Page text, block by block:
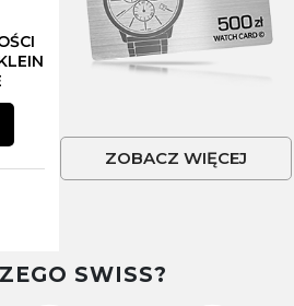
ZOBACZ WIĘCEJ
SWISS?